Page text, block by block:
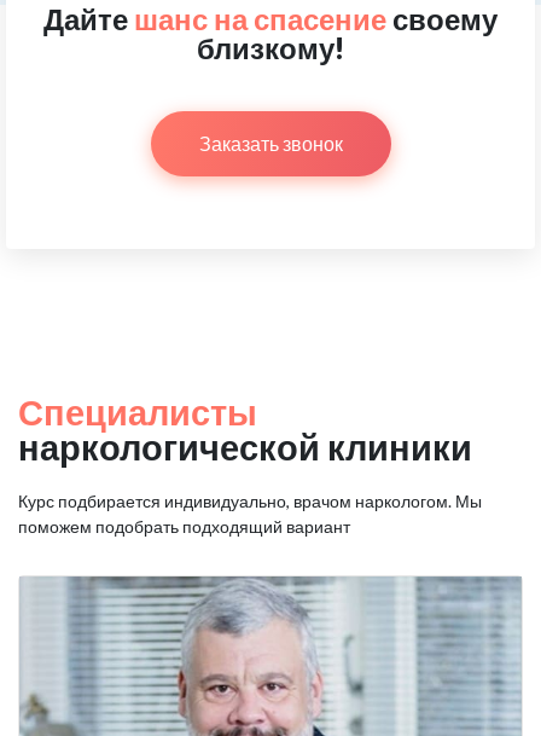
Дайте шанс на спасение своему
близкому!
Заказать звонок
Специалисты
наркологической клиники
Курс подбирается индивидуально, врачом наркологом. Мы
поможем подобрать подходящий вариант